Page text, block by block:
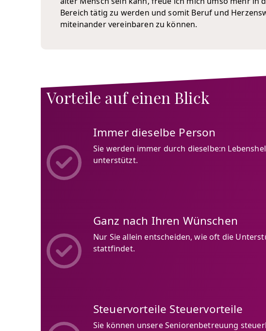
Bereich tätig zu werden und somit Beruf und
miteinander vereinbaren zu können.
Vorteile auf einen Blick
Immer dieselbe Person
Sie werden immer durch dieselbe:n
unterstützt.
Ganz nach Ihren Wünschen
Nur Sie allein entscheiden, wie oft die
stattfindet.
Steuervorteile Steuervorteile
Sie können unsere Seniorenbetreuung